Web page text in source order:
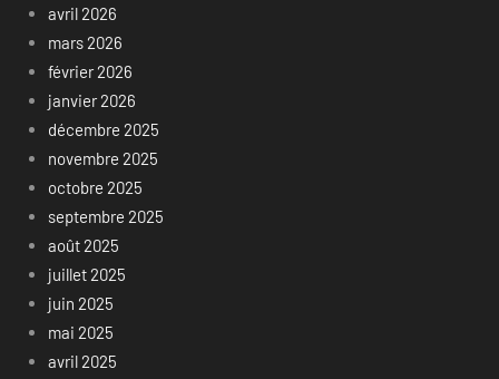
avril 2026
mars 2026
février 2026
janvier 2026
décembre 2025
novembre 2025
octobre 2025
septembre 2025
août 2025
juillet 2025
juin 2025
mai 2025
avril 2025